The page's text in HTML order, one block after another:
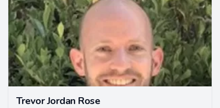
Trevor Jordan Rose